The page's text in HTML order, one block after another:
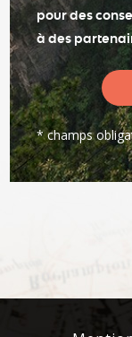
pour des
à des
* champs